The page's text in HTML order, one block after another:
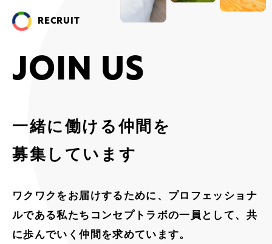
RECRUIT
JOIN US
一緒に働ける仲間を
募集しています
ワクワクをお届けするために、 プロフェッショナ
ルである私たちコンセプトラボの一員として、 共
に歩んでいく仲間を求めています。